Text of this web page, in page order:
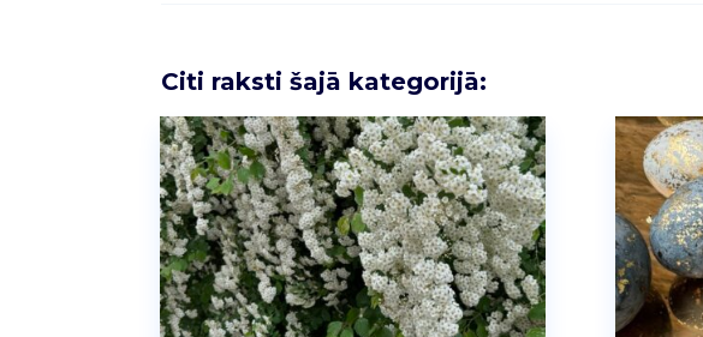
Citi raksti šajā kategorijā: